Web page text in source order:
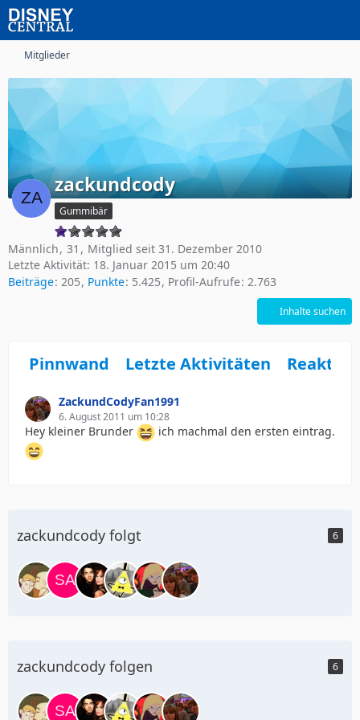
Mitglieder
zackundcody
Gummibär
Männlich 31
Mitglied seit 31. Dezember 2010
Letzte Aktivität: 18. Januar 2015 um 20:40
Beiträge 205 Punkte 5.425 Profil-Aufrufe 2.763
Inhalte suchen
Pinnwand Letzte Aktivitäten
ZackundCodyFan1991
6. August 2011 um 10:28
Hey kleiner Brunder ich machmal den ersten eintrag.
zackundcody folgt 6
zackundcody folgen 6